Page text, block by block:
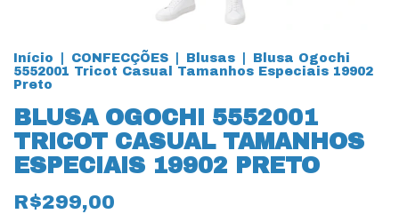
Início CONFECÇÕES Blusas
Blusa Ogochi
5552001 Tricot Casual Tamanhos Especiais 19902
Preto
BLUSA OGOCHI 5552001
TRICOT CASUAL TAMANHOS
ESPECIAIS 19902 PRETO
R$299,00